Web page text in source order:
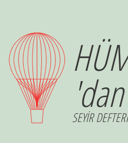
'dan
SEYİR DEFTERİ